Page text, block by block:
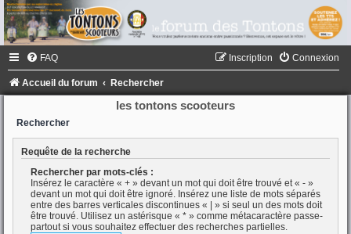
FAQ Connexion
Inscription
Accueil du forum Rechercher
les tontons scooteurs
Rechercher
Requête de la recherche
Rechercher par mots-clés :
Insérez le caractère « + » devant un mot qui doit être trouvé et « - »
devant un mot qui doit être ignoré. Insérez une liste de mots séparés
entre des barres verticales discontinues « | » si seul un des mots doit
être trouvé. Utilisez un astérisque « * » comme métacaractère passe-
partout si vous souhaitez effectuer des recherches partielles.